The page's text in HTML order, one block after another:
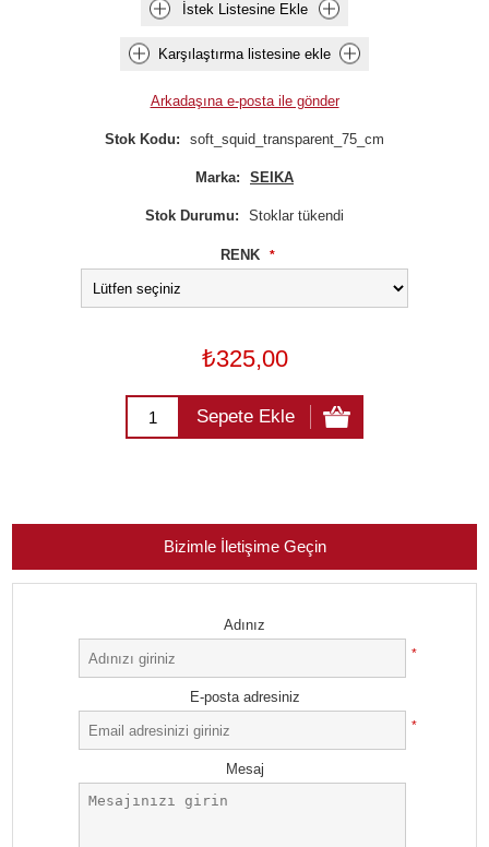
İstek Listesine Ekle
Karşılaştırma listesine ekle
Arkadaşına e-posta ile gönder
Stok Kodu: soft_squid_transparent_75_cm
Marka: SEIKA
Stok Durumu: Stoklar tükendi
RENK *
₺325,00
Sepete Ekle
Bizimle İletişime Geçin
Adınız
*
E-posta adresiniz
*
Mesaj